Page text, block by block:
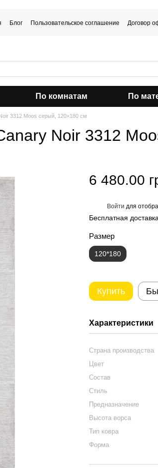
Блог Пользовательское соглашение Договор
По комнатам По
3312 Moos серый, 120×180 см
Noir 3312
6 480.00
Войти для
Бесплатная доставка
Размер
120*180
Купить
Характеристики
Страна производства
Цвет
Состав
Стиль
Предназначение
Высота ворса
Тип ковра
Форма